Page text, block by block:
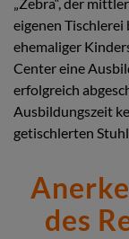
eigenen
ehemaliger
Center eine
erfolgreich
Ausbildungszeit
getischlerten
des